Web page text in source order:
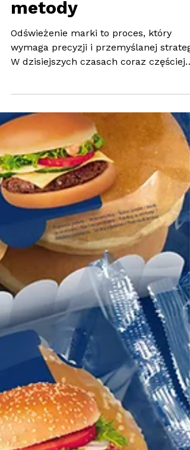
marki: skuteczne
metody
Odświeżenie marki to proces, który
W dzisiejszych czasach coraz częściej
i szansa na efektywną współpracę bez
względu na lokalizację. W tym artykule
pokażemy, jak przeprowadzić redesign
marki zdalnie, by osiągnąć najlepsze
rezultaty. Dlaczego zdalne odświeżenie
marki jest możliwe i potrzebne? Zdalne
odświeżenie marki to odpowiedź na
zmieniające się warunki rynkowe i
technologiczne. Firmy działa